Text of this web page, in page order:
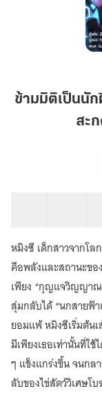
เป็
ฝึก
วิ
พลัง
สา
สะ
แผ่
ดิน
เล่
26
ข้ามมิติเป็นนั
สะ
หมิงซี เด็กสาวจากโ
คือพลังและสถานะขอ
เพียง “กุญแจวิญญาณ
สุ่มกลับได้ “นกสายฟ้า
ยอมแพ้ หมิงซีเริ่มต้น
มีเพียงเธอเท่านั้นที่ใช้
ๆ แข็งแกร่งขึ้น จนกล
ลับของไข่สัตว์วิเศษโ